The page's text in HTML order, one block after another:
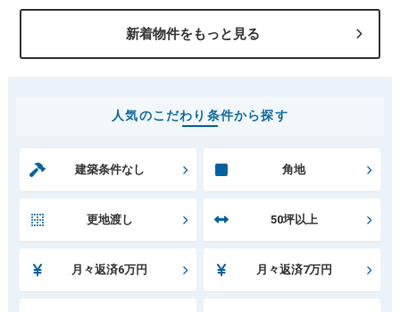
新着物件をもっと見る
人気のこだわり条件から探す
建築条件なし 角地
更地渡し 50坪以上
月々返済6万円 月々返済7万円